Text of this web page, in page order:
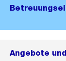
Angebote